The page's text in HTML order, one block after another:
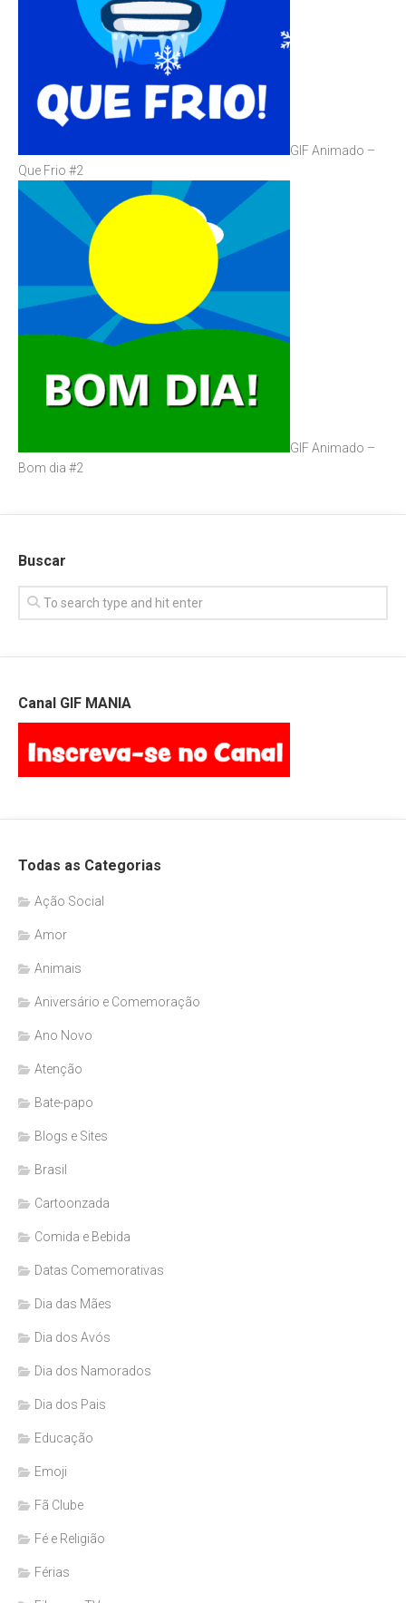
GIF Animado –
Que Frio #2
GIF Animado –
Bom dia #2
Buscar
Canal GIF MANIA
Todas as Categorias
Ação Social
Amor
Animais
Aniversário e Comemoração
Ano Novo
Atenção
Bate-papo
Blogs e Sites
Brasil
Cartoonzada
Comida e Bebida
Datas Comemorativas
Dia das Mães
Dia dos Avós
Dia dos Namorados
Dia dos Pais
Educação
Emoji
Fã Clube
Fé e Religião
Férias